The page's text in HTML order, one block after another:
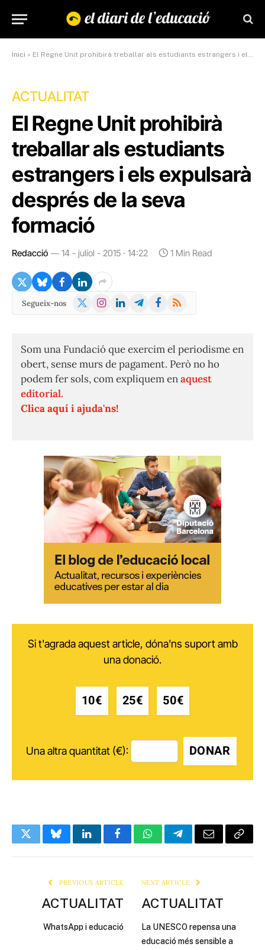
Inici » El Regne Unit prohibirà treballar als estudiants estrangers i els expulsarà després de la seva formació
ACTUALITAT
El Regne Unit prohibirà
treballar als estudiants
estrangers i els expulsarà
després de la seva
formació
Redacció 14 - juliol - 2015 · 14:22 1 Min Read
Segueix-nos
X
Instagram
LinkedInTelegramFacebook
RSS
Som una Fundació que exercim el periodisme en
obert, sense murs de pagament. Però no ho
podem fer sols, com expliquem enaquest
editorial.
Clica aquí i ajuda'ns!
Si t'agrada aquest article, dóna'ns suport amb
una donació.
10€ 25€ 50€
Una altra quantitat (€): DONAR
TwitterBlueskyLinkedInFacebookWhatsAppTelegramEmail Copy
PREVIOUS ARTICLE
ACTUALITAT
WhatsApp i educació
NEXT ARTICLE
ACTUALITAT
La UNESCO repensa una
educació més sensible a